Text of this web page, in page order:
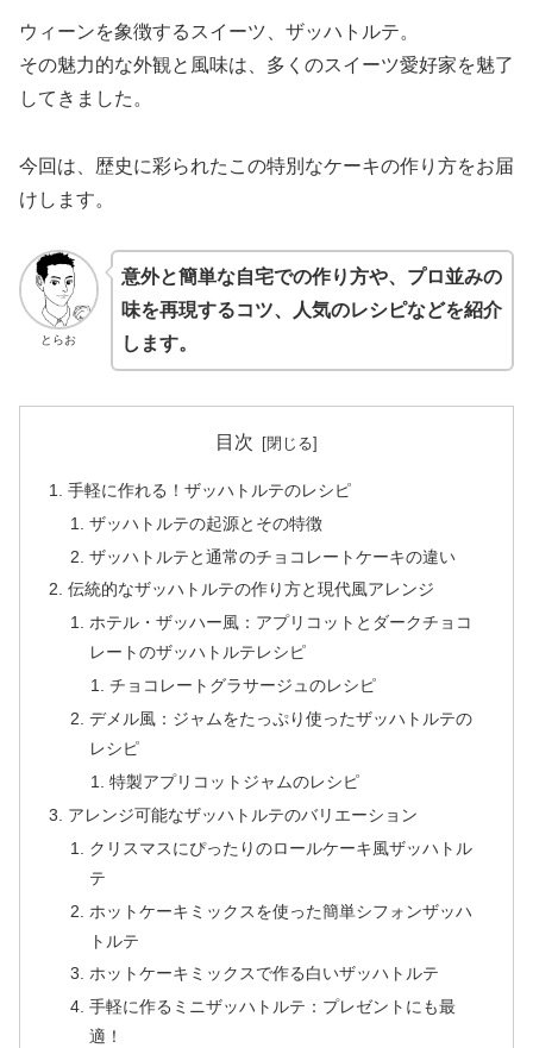
ウィーンを象徴するスイーツ、ザッハトルテ。
その魅力的な外観と風味は、多くのスイーツ愛好家を魅了
してきました。
今回は、歴史に彩られたこの特別なケーキの作り方をお届
けします。
とらお
意外と簡単な自宅での作り方や、プロ並みの
味を再現するコツ、人気のレシピなどを紹介
します。
目次
手軽に作れる！ザッハトルテのレシピ
ザッハトルテの起源とその特徴
ザッハトルテと通常のチョコレートケーキの違い
伝統的なザッハトルテの作り方と現代風アレンジ
ホテル・ザッハー風：アプリコットとダークチョコ
レートのザッハトルテレシピ
チョコレートグラサージュのレシピ
デメル風：ジャムをたっぷり使ったザッハトルテの
レシピ
特製アプリコットジャムのレシピ
アレンジ可能なザッハトルテのバリエーション
クリスマスにぴったりのロールケーキ風ザッハトル
テ
ホットケーキミックスを使った簡単シフォンザッハ
トルテ
ホットケーキミックスで作る白いザッハトルテ
手軽に作るミニザッハトルテ：プレゼントにも最
適！